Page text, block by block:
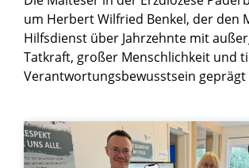
um Herbert Wilfried Benkel, der den
Hilfsdienst über Jahrzehnte mit
Tatkraft, großer Menschlichkeit und
Verantwortungsbewusstsein geprägt